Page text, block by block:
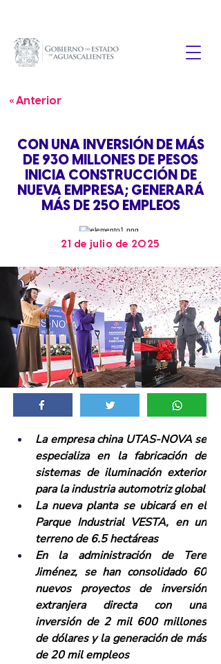
« Anterior
CON UNA INVERSIÓN DE MÁS
DE 930 MILLONES DE PESOS
INICIA CONSTRUCCIÓN DE
NUEVA EMPRESA; GENERARÁ
MÁS DE 250 EMPLEOS
21 de julio de 2025
La empresa china UTAS-NOVA se
especializa en la fabricación de
sistemas de iluminación exterior
para la industria automotriz global
La nueva planta se ubicará en el
Parque Industrial VESTA, en un
terreno de 6.5 hectáreas
En la administración de Tere
Jiménez, se han consolidado 60
nuevos proyectos de inversión
extranjera directa con una
inversión de 2 mil 600 millones
de dólares y la generación de más
de 20 mil empleos